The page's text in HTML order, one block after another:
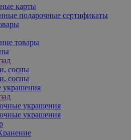
карты
подарочные сертификаты
товары
сосны
сосны
украшения
украшения
украшения